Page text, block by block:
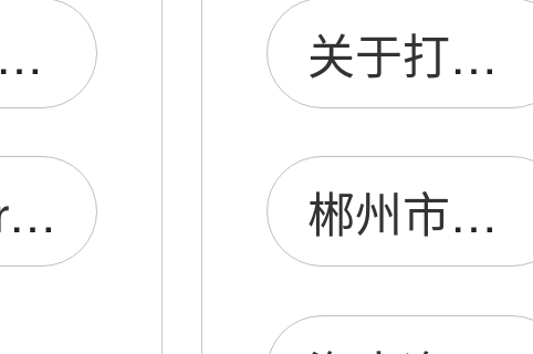
HTD INTERNATIONAL(HK)LIMITED
HTD Circuit(Hong Kong)Limited
关于打卡考勤的通知
郴州市开发区昌盛机电建筑机械总汇